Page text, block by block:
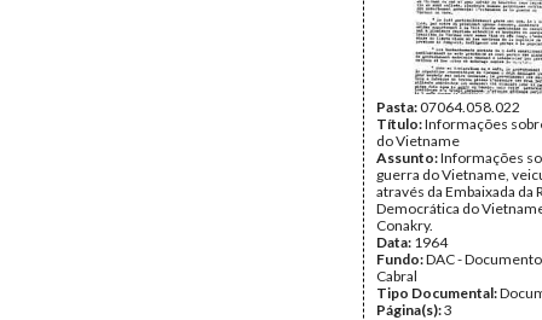
Pasta:07064.058.022
Título:Informações
do Vietname
Assunto:Informações
guerra do Vietname,
através da Embaixada da
Democrática do
Conakry.
Data: 1964
Fundo:DAC -
Cabral
Tipo Documental:
Página(s):3